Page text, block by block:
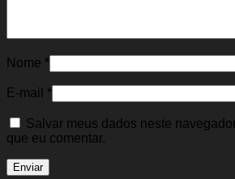
Nome *
E-mail *
Salvar meus dados neste
que eu comentar.